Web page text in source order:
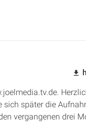
später die
vergangenen drei